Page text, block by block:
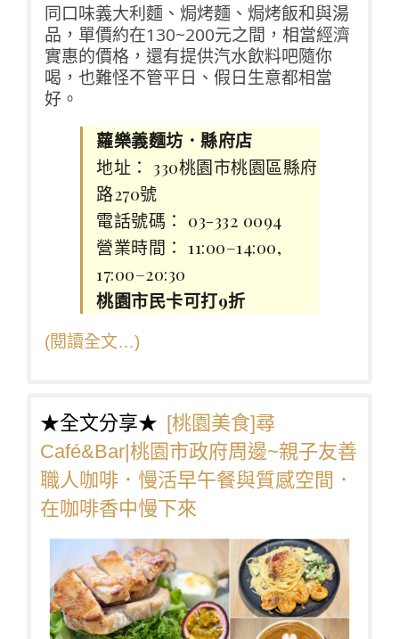
同口味義大利麵、焗烤麵、焗烤飯和與湯
品，單價約在130~200元之間，相當經濟
實惠的價格，還有提供汽水飲料吧隨你
喝，也難怪不管平日、假日生意都相當
好。
蘿樂義麵坊．縣府店
地址： 330桃園市桃園區縣府
路270號
電話號碼： 03-332 0094
營業時間： 11:00–14:00,
17:00–20:30
桃園市民卡可打9折
(閱讀全文…)
★全文分享★ [桃園美食]尋
Café&Bar|桃園市政府周邊~親子友善
職人咖啡．慢活早午餐與質感空間．
在咖啡香中慢下來